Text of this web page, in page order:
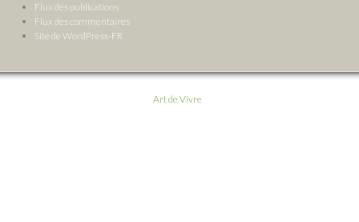
Flux des publications
Flux des commentaires
Site de WordPress-FR
Art de Vivre